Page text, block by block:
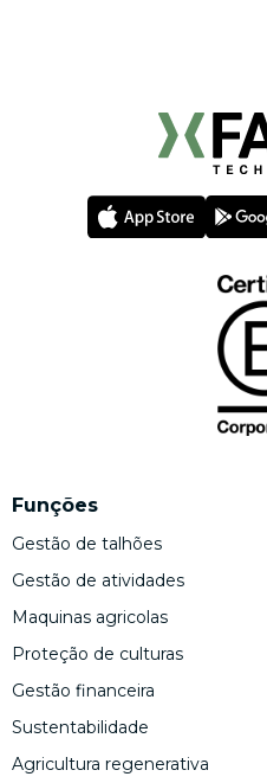
Funções
Gestão de talhões
Gestão de atividades
Maquinas agricolas
Proteção de culturas
Gestão financeira
Sustentabilidade
Agricultura regenerativa